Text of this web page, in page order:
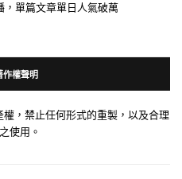
，單篇文章單日人氣破萬
作權聲明
，禁止任何形式的重製，以及合理
使用。